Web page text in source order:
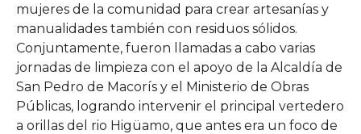
mujeres de la comunidad para crear artesanías y
manualidades también con residuos sólidos.
Conjuntamente, fueron llamadas a cabo varias
jornadas de limpieza con el apoyo de la Alcaldía de
San Pedro de Macorís y el Ministerio de Obras
Públicas, logrando intervenir el principal vertedero
a orillas del rio Higüamo, que antes era un foco de